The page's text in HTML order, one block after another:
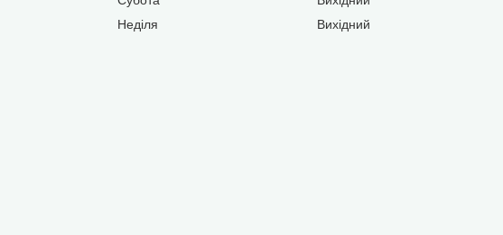
Неділя
Вихідний